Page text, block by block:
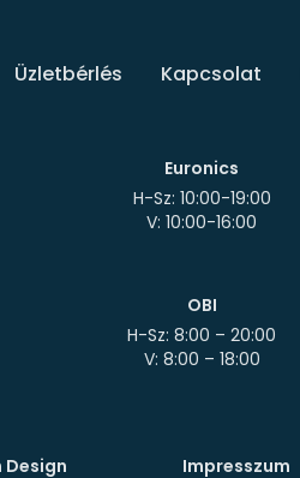
Üzletbérlés Kapcsolat
Euronics
H-Sz: 10:00-19:00
OBI
H-Sz: 8:00 – 20:00
Design Impresszum